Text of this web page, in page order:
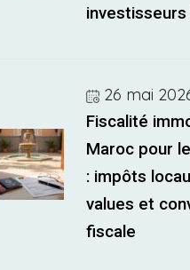
investisseurs
26 mai
Fiscalité
Maroc pour
: impôts
values et
fiscale